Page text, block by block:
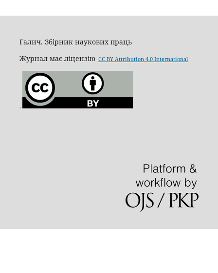
Галич. Збірник наукових праць
Журнал має ліцензію CC BY Attribution 4.0 International
.